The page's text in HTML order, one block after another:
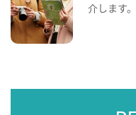
介します。